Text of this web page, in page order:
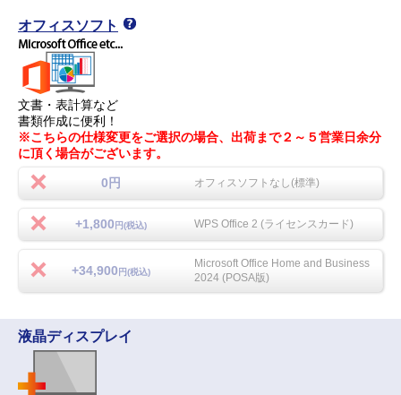
オフィスソフト
文書・表計算など
書類作成に便利！
※こちらの仕様変更をご選択の場合、出荷まで２～５営業日余分
に頂く場合がございます。
0円 オフィスソフトなし(標準)
+1,800 円(税込) WPS Office 2 (ライセンスカード)
+34,900 円(税込)
Microsoft Office Home and Business
2024 (POSA版)
液晶ディスプレイ